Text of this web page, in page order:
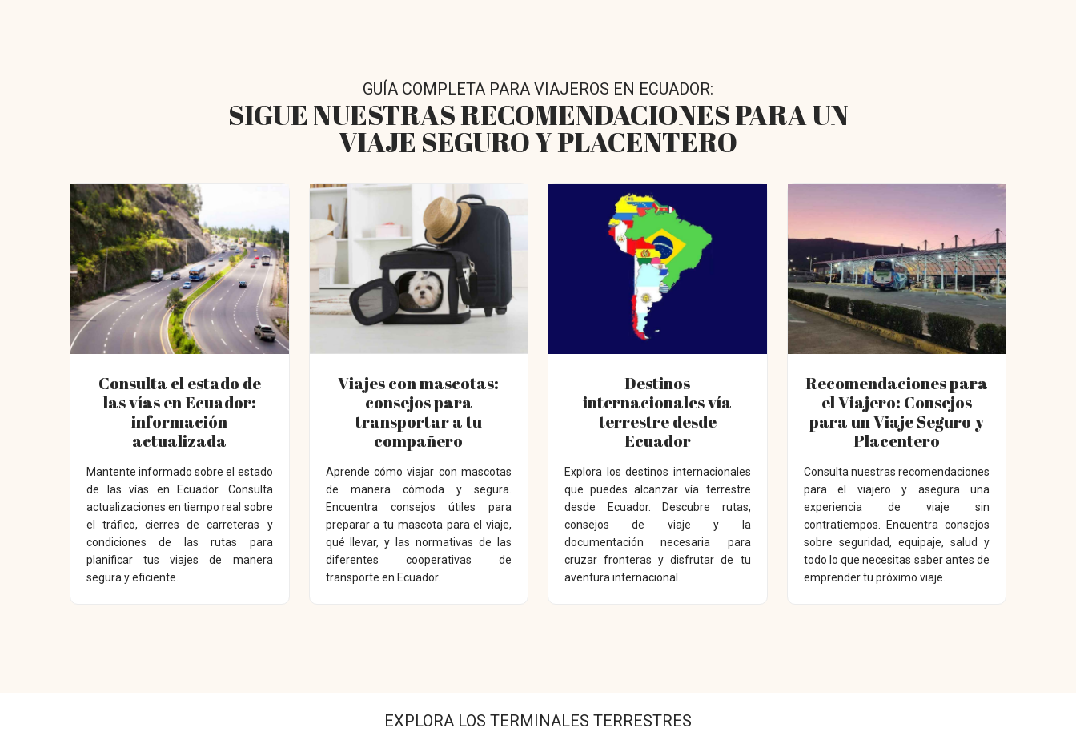
GUÍA COMPLETA PARA VIAJEROS EN ECUADOR:
SIGUE NUESTRAS RECOMENDACIONES PARA UN
VIAJE SEGURO Y PLACENTERO
Consulta el estado de
las vías en Ecuador:
información
actualizada
Mantente informado sobre el estado
de las vías en Ecuador. Consulta
actualizaciones en tiempo real sobre
el tráfico, cierres de carreteras y
condiciones de las rutas para
planificar tus viajes de manera
segura y eficiente.
Viajes con mascotas:
consejos para
transportar a tu
compañero
Aprende cómo viajar con mascotas
de manera cómoda y segura.
Encuentra consejos útiles para
preparar a tu mascota para el viaje,
qué llevar, y las normativas de las
diferentes cooperativas de
transporte en Ecuador.
Destinos
internacionales vía
terrestre desde
Ecuador
Explora los destinos internacionales
que puedes alcanzar vía terrestre
desde Ecuador. Descubre rutas,
consejos de viaje y la
documentación necesaria para
cruzar fronteras y disfrutar de tu
aventura internacional.
Recomendaciones para
el Viajero: Consejos
para un Viaje Seguro y
Placentero
Consulta nuestras recomendaciones
para el viajero y asegura una
experiencia de viaje sin
contratiempos. Encuentra consejos
sobre seguridad, equipaje, salud y
todo lo que necesitas saber antes de
emprender tu próximo viaje.
EXPLORA LOS TERMINALES TERRESTRES